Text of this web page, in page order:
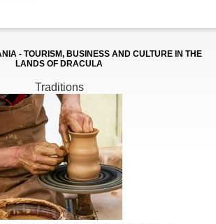
- TOURISM, BUSINESS AND CULTURE IN THE
LANDS OF DRACULA
Traditions